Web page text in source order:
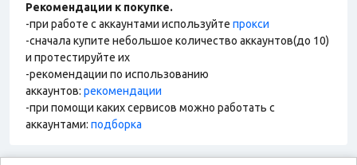
Рекомендации к покупке.
-при работе с аккаунтами используйте прокси
-сначала купите небольшое количество аккаунтов(до 10)
и протестируйте их
-рекомендации по использованию
аккаунтов: рекомендации
-при помощи каких сервисов можно работать с
аккаунтами: подборка